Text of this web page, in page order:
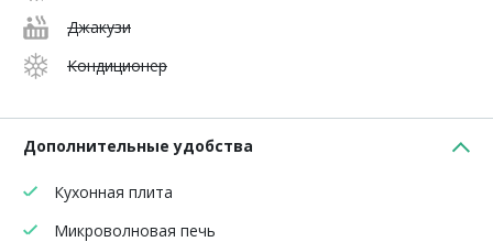
Джакузи
Кондиционер
Дополнительные удобства
Кухонная плита
Микроволновая печь